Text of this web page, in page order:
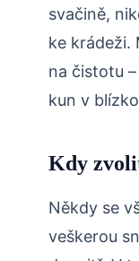
‍svačině,
ke krádeži.
na ​čistotu
‌kun v
Kdy
Někdy se
veškerou